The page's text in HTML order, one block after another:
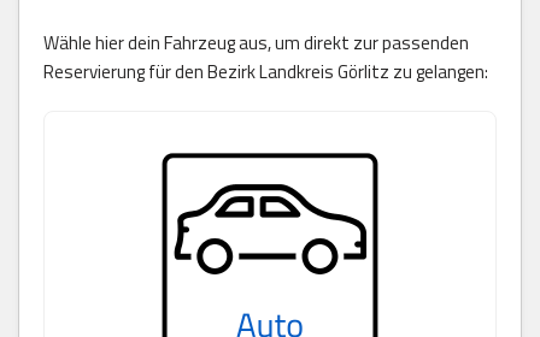
Wähle hier dein Fahrzeug aus, um direkt zur passenden
Reservierung für den Bezirk Landkreis Görlitz zu gelangen: